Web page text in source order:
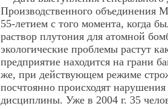
Производственного объединения
55-летием с того момента, когда
раствор плутония для атомной
экологические проблемы растут
предприятие находится на грани
же, при действующем режиме
посчтоянно происходят нарушения
дисциплины. Уже в 2004 г. 35